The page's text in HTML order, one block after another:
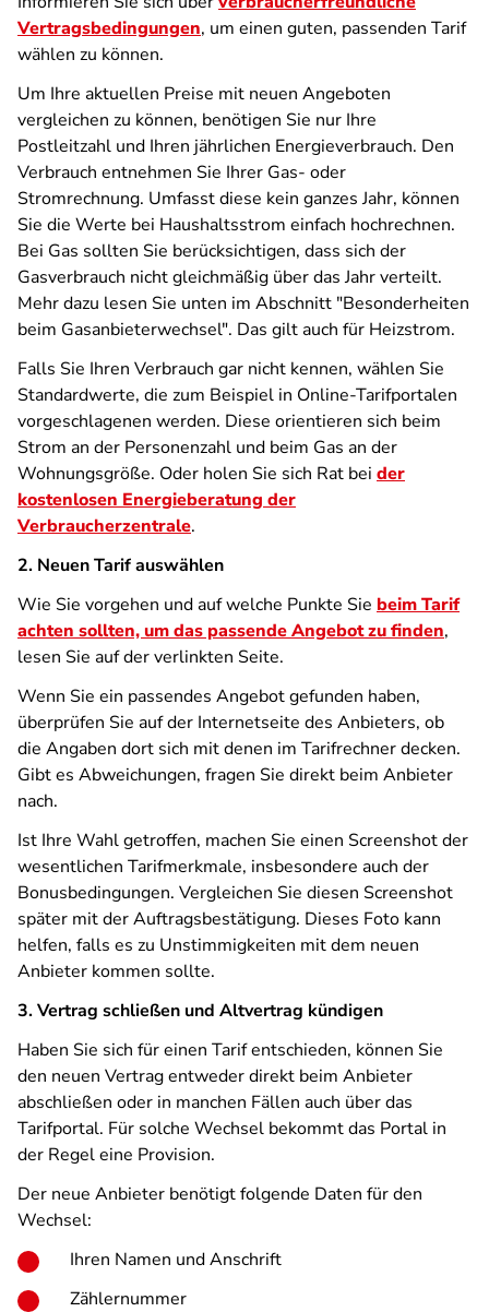
Vertragsbedingungen, um einen guten, passenden Tarif
wählen zu können.
Um Ihre aktuellen Preise mit neuen Angeboten
vergleichen zu können, benötigen Sie nur Ihre
Postleitzahl und Ihren jährlichen Energieverbrauch. Den
Verbrauch entnehmen Sie Ihrer Gas- oder
Stromrechnung. Umfasst diese kein ganzes Jahr, können
Sie die Werte bei Haushaltsstrom einfach hochrechnen.
Bei Gas sollten Sie berücksichtigen, dass sich der
Gasverbrauch nicht gleichmäßig über das Jahr verteilt.
Mehr dazu lesen Sie unten im Abschnitt "Besonderheiten
beim Gasanbieterwechsel". Das gilt auch für Heizstrom.
Falls Sie Ihren Verbrauch gar nicht kennen, wählen Sie
Standardwerte, die zum Beispiel in Online-Tarifportalen
vorgeschlagenen werden. Diese orientieren sich beim
Strom an der Personenzahl und beim Gas an der
Wohnungsgröße. Oder holen Sie sich Rat bei der
kostenlosen Energieberatung der
Verbraucherzentrale.
2. Neuen Tarif auswählen
Wie Sie vorgehen und auf welche Punkte Sie beim Tarif
achten sollten, um das passende Angebot zu finden,
lesen Sie auf der verlinkten Seite.
Wenn Sie ein passendes Angebot gefunden haben,
überprüfen Sie auf der Internetseite des Anbieters, ob
die Angaben dort sich mit denen im Tarifrechner decken.
Gibt es Abweichungen, fragen Sie direkt beim Anbieter
nach.
Ist Ihre Wahl getroffen, machen Sie einen Screenshot der
wesentlichen Tarifmerkmale, insbesondere auch der
Bonusbedingungen. Vergleichen Sie diesen Screenshot
später mit der Auftragsbestätigung. Dieses Foto kann
helfen, falls es zu Unstimmigkeiten mit dem neuen
Anbieter kommen sollte.
3. Vertrag schließen und Altvertrag kündigen
Haben Sie sich für einen Tarif entschieden, können Sie
den neuen Vertrag entweder direkt beim Anbieter
abschließen oder in manchen Fällen auch über das
Tarifportal. Für solche Wechsel bekommt das Portal in
der Regel eine Provision.
Der neue Anbieter benötigt folgende Daten für den
Wechsel:
Ihren Namen und Anschrift
Zählernummer